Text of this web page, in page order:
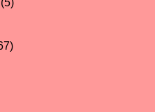
(5)